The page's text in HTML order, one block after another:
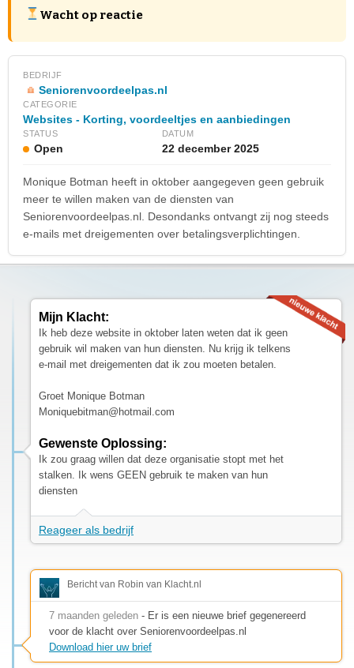
Wacht op reactie
BEDRIJF
Seniorenvoordeelpas.nl
CATEGORIE
Websites - Korting, voordeeltjes en aanbiedingen
STATUS
Open
DATUM
22 december 2025
Monique Botman heeft in oktober aangegeven geen gebruik
meer te willen maken van de diensten van
Seniorenvoordeelpas.nl. Desondanks ontvangt zij nog steeds
e-mails met dreigementen over betalingsverplichtingen.
Mijn Klacht:
Ik heb deze website in oktober laten weten dat ik geen
gebruik wil maken van hun diensten. Nu krijg ik telkens
e-mail met dreigementen dat ik zou moeten betalen.
Groet Monique Botman
Moniquebitman@hotmail.com
Gewenste Oplossing:
Ik zou graag willen dat deze organisatie stopt met het
stalken. Ik wens GEEN gebruik te maken van hun
diensten
Reageer als bedrijf
Bericht van Robin van Klacht.nl
7 maanden geleden - Er is een nieuwe brief gegenereerd
voor de klacht over Seniorenvoordeelpas.nl
Download hier uw brief